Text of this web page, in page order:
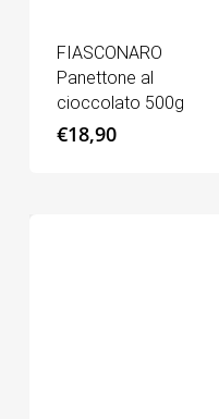
FIASCONARO
Panettone al
cioccolato 500g
€18,90